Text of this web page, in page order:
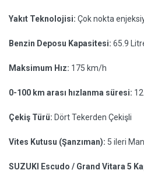
Yakıt Teknolojisi: Çok nokta
Benzin Deposu Kapasitesi: 65.9
Maksimum Hız: 175 km/h
0-100 km arası hızlanma süresi:
Çekiş Türü: Dört Tekerden Çekişli
Vites Kutusu (Şanzıman): 5 ileri
SUZUKI Escudo / Grand Vitara 5